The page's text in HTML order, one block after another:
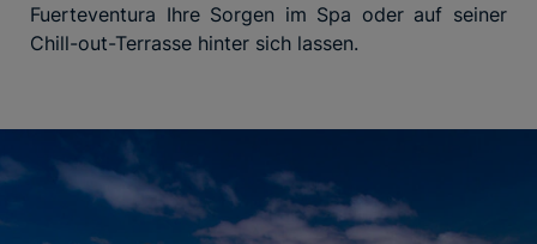
Fuerteventura Ihre Sorgen im Spa oder auf seiner
Chill-out-Terrasse hinter sich lassen.